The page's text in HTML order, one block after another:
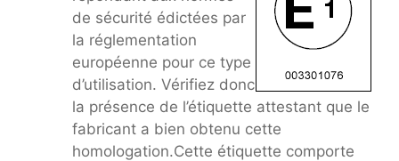
de sécurité édictées par
la réglementation
européenne pour ce type
d’utilisation. Vérifiez donc
la présence de l’étiquette attestant que le
fabricant a bien obtenu cette
homologation.Cette étiquette comporte